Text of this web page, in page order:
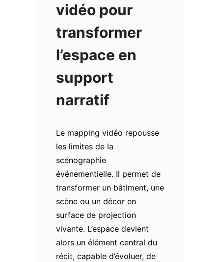
vidéo pour
transformer
l’espace en
support
narratif
Le mapping vidéo repousse
les limites de la
scénographie
événementielle. Il permet de
transformer un bâtiment, une
scène ou un décor en
surface de projection
vivante. L’espace devient
alors un élément central du
récit, capable d’évoluer, de